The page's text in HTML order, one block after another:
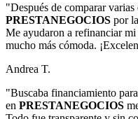
"Después de comparar
PRESTANEGOCIOS por
Me ayudaron a refinanciar
mucho más cómoda.
Andrea T.
"Buscaba financiamiento
en PRESTANEGOCIOS